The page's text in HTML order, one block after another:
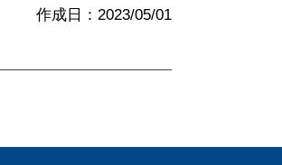
作成日：2023/05/01